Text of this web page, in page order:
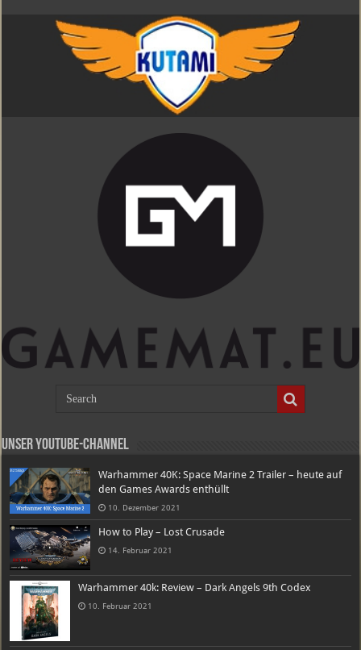
Unser Youtube-Channel
Warhammer 40K: Space Marine 2 Trailer – heute auf
den Games Awards enthüllt
10. Dezember 2021
How to Play – Lost Crusade
14. Februar 2021
Warhammer 40k: Review – Dark Angels 9th Codex
10. Februar 2021